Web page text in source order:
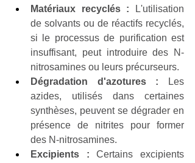
Matériaux recyclés : L'utilisation
de solvants ou de réactifs recyclés,
si le processus de purification est
insuffisant, peut introduire des N-
nitrosamines ou leurs précurseurs.
Dégradation d'azotures : Les
azides, utilisés dans certaines
synthèses, peuvent se dégrader en
présence de nitrites pour former
des N-nitrosamines.
Excipients : Certains excipients